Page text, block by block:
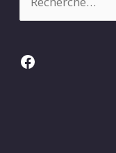
Facebook